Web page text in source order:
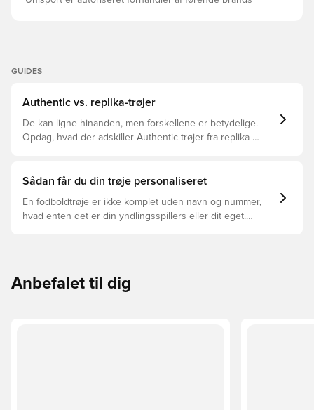
GUIDES
Authentic vs. replika-trøjer
De kan ligne hinanden, men forskellene er betydelige.
Opdag, hvad der adskiller Authentic trøjer fra replika-
Sådan får du din trøje personaliseret
En fodboldtrøje er ikke komplet uden navn og nummer,
hvad enten det er din yndlingsspillers eller dit eget.
Anbefalet til dig